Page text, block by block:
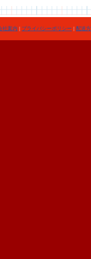
社案内 | プライバシーポリシー | 配送